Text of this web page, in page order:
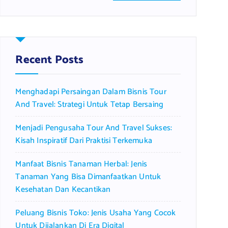
r
h
f
o
:
Recent Posts
Menghadapi Persaingan Dalam Bisnis Tour
And Travel: Strategi Untuk Tetap Bersaing
Menjadi Pengusaha Tour And Travel Sukses:
Kisah Inspiratif Dari Praktisi Terkemuka
Manfaat Bisnis Tanaman Herbal: Jenis
Tanaman Yang Bisa Dimanfaatkan Untuk
Kesehatan Dan Kecantikan
Peluang Bisnis Toko: Jenis Usaha Yang Cocok